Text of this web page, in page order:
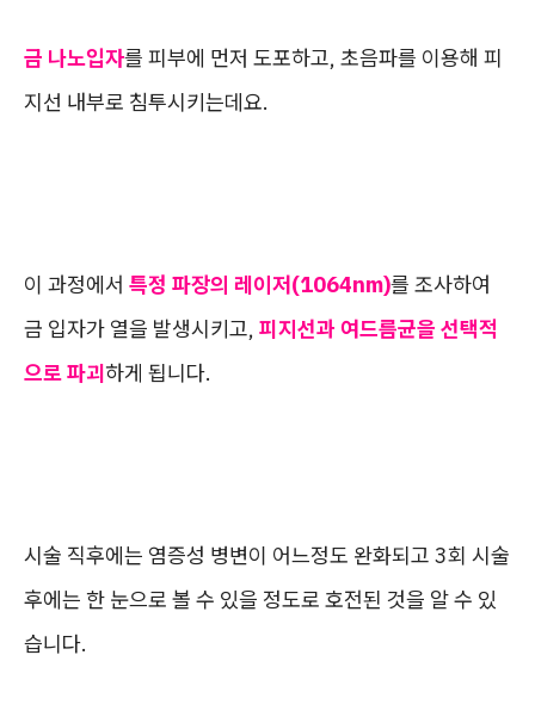
금 나노입자를 피부에 먼저 도포하고, 초음파를 이용해 피
지선 내부로 침투시키는데요.
이 과정에서 특정 파장의 레이저(1064nm)를 조사하여
금 입자가 열을 발생시키고, 피지선과 여드름균을 선택적
으로 파괴하게 됩니다.
시술 직후에는 염증성 병변이 어느정도 완화되고 3회 시술
후에는 한 눈으로 볼 수 있을 정도로 호전된 것을 알 수 있
습니다.